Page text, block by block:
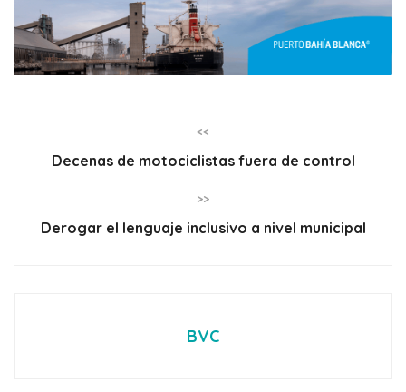
<<
Decenas de motociclistas fuera de control
>>
Derogar el lenguaje inclusivo a nivel municipal
BVC